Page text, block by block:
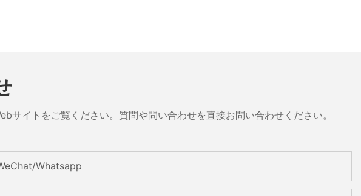
イトをご覧ください。質問や問い合わせを直接お問い合わせください。
Whatsapp